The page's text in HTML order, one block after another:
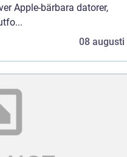
Apple-bärbara datorer,
08 augusti